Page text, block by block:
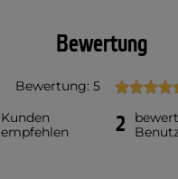
Bewertung
Bewertung: 5
Kunden
empfehlen
2